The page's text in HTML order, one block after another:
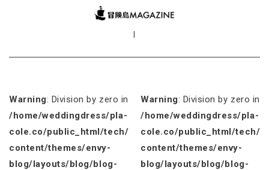
Warning: Division by zero in
/home/weddingdress/pla-
cole.co/public_html/tech/wp-
content/themes/envy-
blog/layouts/blog/blog-
Warning: Division by zero in
/home/weddingdress/pla-
cole.co/public_html/tech/
content/themes/envy-
blog/layouts/blog/blog-